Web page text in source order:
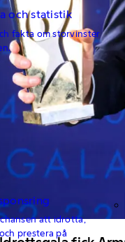
och statistik
fakta om storvinster
att idrotta,
prestera på